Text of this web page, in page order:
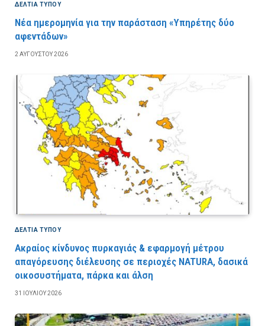
ΔΕΛΤΙΑ ΤΥΠΟΥ
Νέα ημερομηνία για την παράσταση «Υπηρέτης δύο
αφεντάδων»
2 ΑΥΓΟΎΣΤΟΥ 2026
ΔΕΛΤΙΑ ΤΥΠΟΥ
Ακραίος κίνδυνος πυρκαγιάς & εφαρμογή μέτρου
απαγόρευσης διέλευσης σε περιοχές NATURA, δασικά
οικοσυστήματα, πάρκα και άλση
31 ΙΟΥΛΊΟΥ 2026